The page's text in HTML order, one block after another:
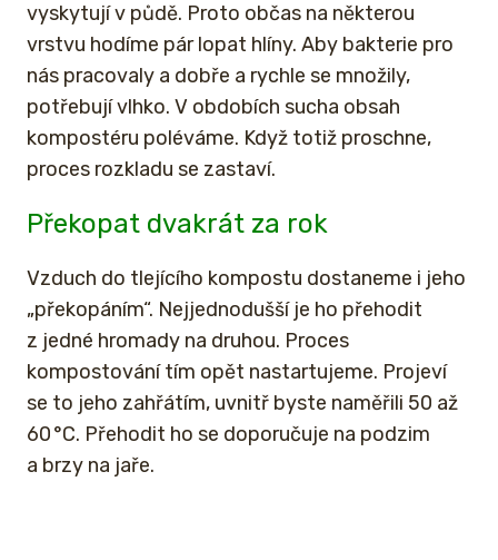
vyskytují v půdě. Proto občas na některou
vrstvu hodíme pár lopat hlíny. Aby bakterie pro
nás pracovaly a dobře a rychle se množily,
potřebují vlhko. V obdobích sucha obsah
kompostéru poléváme. Když totiž proschne,
proces rozkladu se zastaví.
Překopat dvakrát za rok
Vzduch do tlejícího kompostu dostaneme i jeho
„překopáním“. Nejjednodušší je ho přehodit
z jedné hromady na druhou. Proces
kompostování tím opět nastartujeme. Projeví
se to jeho zahřátím, uvnitř byste naměřili 50 až
60 °C. Přehodit ho se doporučuje na podzim
a brzy na jaře.